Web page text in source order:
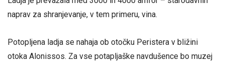
naprav za shranjevanje, v tem primeru, vina.
Potopljena ladja se nahaja ob otočku Peristera v bližini
otoka Alonissos. Za vse potapljaške navdušence bo muzej